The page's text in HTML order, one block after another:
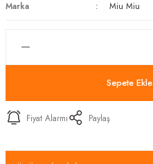
Marka Miu Miu
Sepete Ekle
Fiyat Alarmı Paylaş